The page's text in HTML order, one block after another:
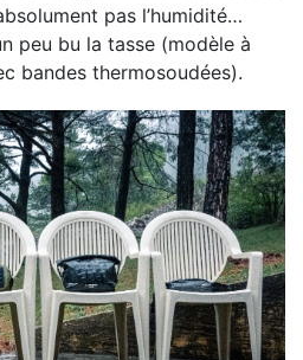
pas l’humidité…
peu bu la tasse (modèle à
bandes thermosoudées).